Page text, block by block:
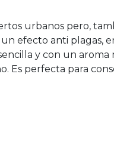
urbanos pero,
efecto anti plagas,
y con un aroma
Es perfecta para